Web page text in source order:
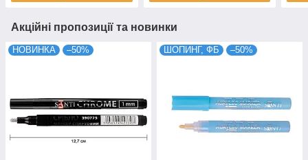
Акційні пропозиції та новинки
НОВИНКА –50% ШОПИНГ, ФБ –50%